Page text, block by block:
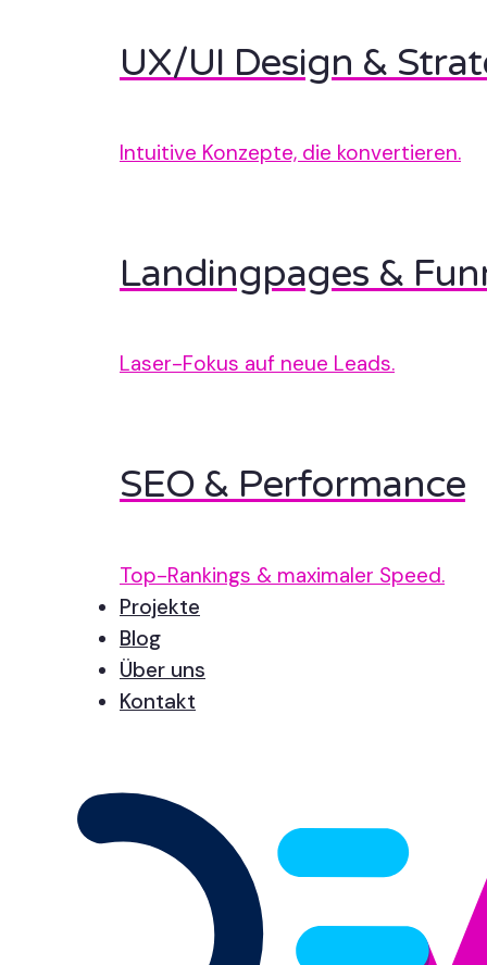
UX/UI Design &
Intuitive Konzepte, die konvertieren.
Landingpages &
Laser-Fokus auf neue Leads.
SEO & Performance
Top-Rankings & maximaler Speed.
Projekte
Blog
Über uns
Kontakt